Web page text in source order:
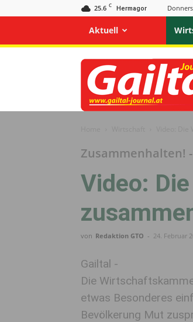
25.6 C Hermagor
Aktuell
Gailtal
Journal
Zusammenhalten!
Video:
von Redaktion GTO - 24. Februar
Gailtal -
Die
etwas Besonderes
Bevölkerung Mut